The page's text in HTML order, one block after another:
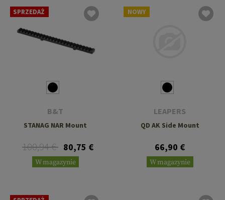
SPRZEDAŻ
B&T
STANAG NAR Mount
100,94 € 80,75 €
W magazynie
NOWY
LEAPERS
QD AK Side Mount
66,90 €
W magazynie